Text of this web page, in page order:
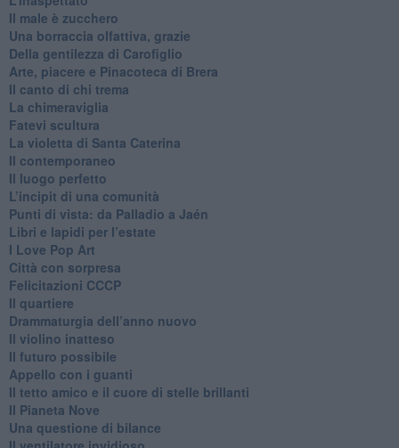
​Il male è zucchero
​Una borraccia olfattiva, grazie
​Della gentilezza di Carofiglio
Arte, piacere e Pinacoteca di Brera
​Il canto di chi trema
La chimeraviglia
​Fatevi scultura
​La violetta di Santa Caterina
​Il contemporaneo
​Il luogo perfetto
​L’incipit di una comunità
Punti di vista: da Palladio a Jaén
​Libri e lapidi per l’estate
​I Love Pop Art
Città con sorpresa
Felicitazioni CCCP
​Il quartiere
​Drammaturgia dell’anno nuovo
​Il violino inatteso
​Il futuro possibile
​Appello con i guanti
​Il tetto amico e il cuore di stelle brillanti
​Il Pianeta Nove
​Una questione di bilance